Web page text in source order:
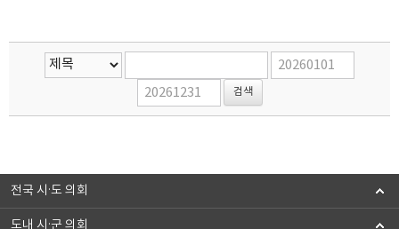
전국 시·도 의회
도내 시·군 의회